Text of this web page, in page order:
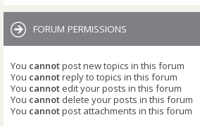
FORUM PERMISSIONS
You cannotpost new topics in this forum
You cannotreply to topics in this forum
You cannot edit your posts in this forum
You cannot delete your posts in this forum
You cannotpost attachments in this forum